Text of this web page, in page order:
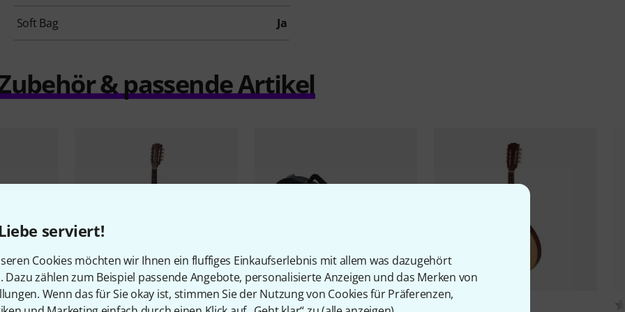
serviert!
Cookies möchten wir Ihnen ein fluffiges Einkaufserlebnis mit allem was dazugehört
Dazu zählen zum Beispiel passende Angebote, personalisierte Anzeigen und das Merken von
Wenn das für Sie okay ist, stimmen Sie der Nutzung von Cookies für Präferenzen,
Soft Bag Ja
& passende Artikel
50
27